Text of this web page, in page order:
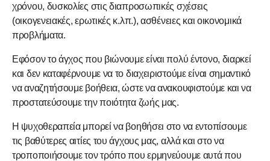
χρόνου, δυσκολίες στις διαπροσωπικές σχέσεις
(οικογενειακές, ερωτικές κ.λπ.), ασθένειες και οικονομικά
προβλήματα.
Εφόσον το άγχος που βιώνουμε είναι πολύ έντονο, διαρκεί
και δεν καταφέρνουμε να το διαχειριστούμε είναι σημαντικό
να αναζητήσουμε βοήθεια, ώστε να ανακουφιστούμε και να
προστατεύσουμε την ποιότητα ζωής μας.
Η ψυχοθεραπεία μπορεί να βοηθήσει στο να εντοπίσουμε
τις βαθύτερες αιτίες του άγχους μας, αλλά και στο να
τροποποιήσουμε τον τρόπο που ερμηνεύουμε αυτά που